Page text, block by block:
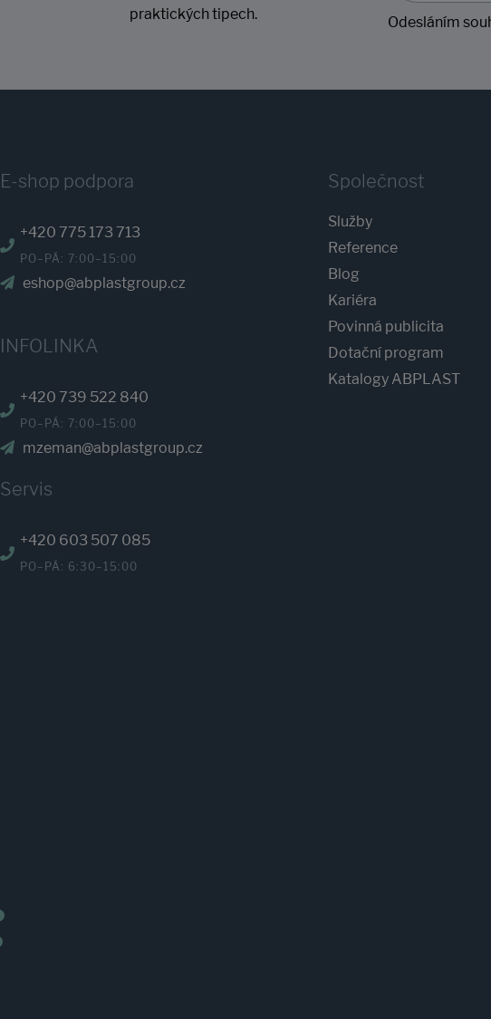
praktických tipech.
Odesláním
E-shop podpora
+420 775 173 713
PO–PÁ: 7:00–15:00
eshop@abplastgroup.cz
INFOLINKA
+420 739 522 840
PO–PÁ: 7:00–15:00
mzeman@abplastgroup.cz
Servis
+420 603 507 085
PO–PÁ: 6:30–15:00
Společnost
Služby
Reference
Blog
Kariéra
Povinná publicita
Dotační program
Katalogy ABPLAST